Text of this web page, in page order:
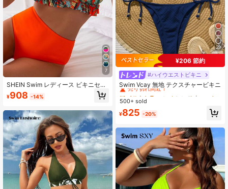
7
SHEIN Swim レディース ビキニセッ
ト トロピカルプリント ハルターネッ
ク トライアングル ボトム
¥908 -14%
29
¥206 節約
#ハイウエストビキニ
Swim Vcay 無地 テクスチャービキニ
#1 ベストセラー
に トレンド 女性のビキニセット
売り切れ間近！
#1 ベストセラー
売り切れ間近！
#1 ベストセラー
売り切れ間近！
#1 ベストセラー
500+ sold
¥825 -20%